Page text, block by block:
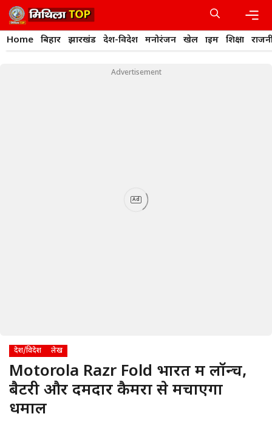
Skip
to
content
Home बिहार झारखंड देश-विदेश मनोरंजन खेल क्राइम शिक्षा
Advertisement
Ad
देश/विदेश लेख
Motorola Razr Fold भारत में लॉन्च,
बैटरी और दमदार कैमरा से मचाएगा
धमाल